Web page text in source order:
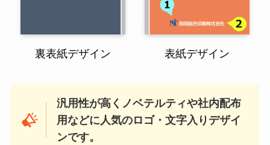
裏表紙デザイン 表紙デザイン
汎用性が高くノベテルティや社内配布
用などに人気のロゴ・文字入りデザイ
ンです。